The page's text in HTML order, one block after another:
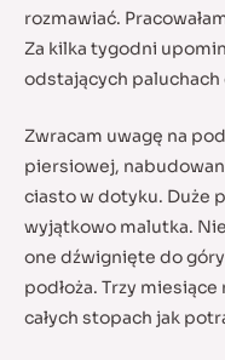
rozmawiać.
Za kilka tygodni
odstających paluchach
Zwracam uwagę na
piersiowej,
ciasto w dotyku. Duże
wyjątkowo malutka.
one dźwignięte do
podłoża. Trzy
całych stopach jak